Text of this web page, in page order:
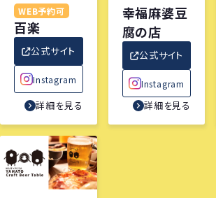
WEB予約可
百楽
公式サイト
Instagram
詳細を見る
幸福麻婆豆
腐の店
公式サイト
Instagram
詳細を見る